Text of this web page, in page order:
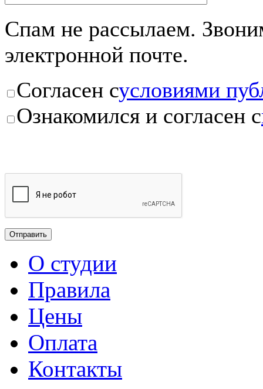
Спам не рассылаем.
электронной почте.
Согласен сусловиями
Ознакомился и согласен с
О студии
Правила
Цены
Оплата
Контакты